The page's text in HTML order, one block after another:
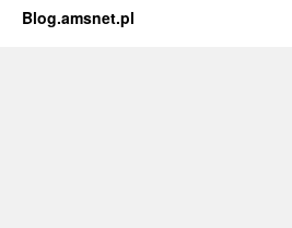
Blog.amsnet.pl